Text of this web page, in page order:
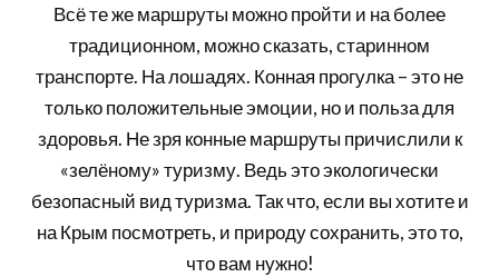
Всё те же маршруты можно пройти и на более
традиционном, можно сказать, старинном
транспорте. На лошадях. Конная прогулка – это не
только положительные эмоции, но и польза для
здоровья. Не зря конные маршруты причислили к
«зелёному» туризму. Ведь это экологически
безопасный вид туризма. Так что, если вы хотите и
на Крым посмотреть, и природу сохранить, это то,
что вам нужно!